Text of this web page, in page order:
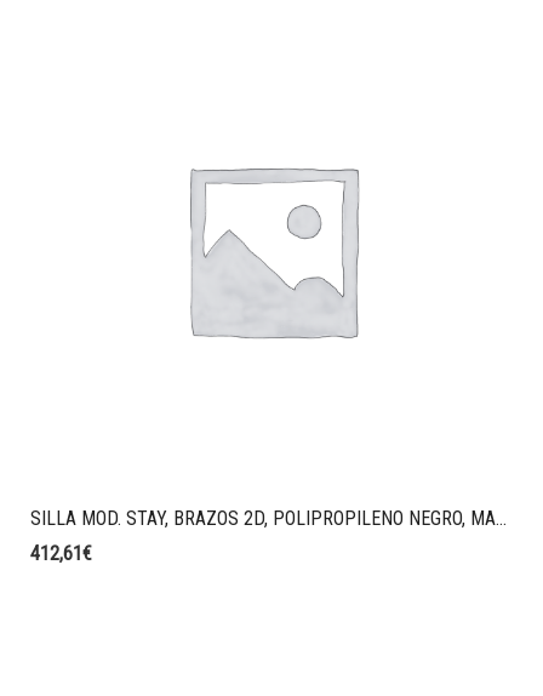
SILLA MOD. STAY, BRAZOS 2D, POLIPROPILENO NEGRO, MALLA STRING, TAPIZADO T27 VISON
412,61€